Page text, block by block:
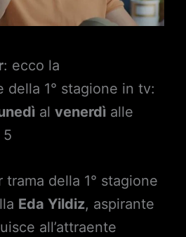
: ecco la
della 1° stagione in tv:
al venerdìalle
5
della 1° stagione
Eda Yildiz, aspirante
all’attraente